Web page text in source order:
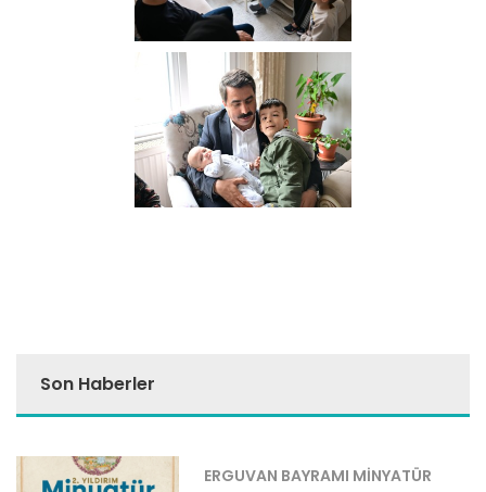
Son Haberler
ERGUVAN BAYRAMI MİNYATÜR